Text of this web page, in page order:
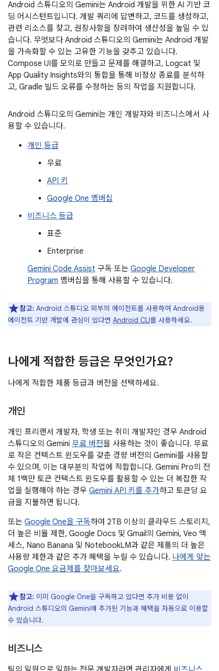
Android 스튜디오의 Gemini는 Android 개발을 위한 AI 기반 코
딩 어시스턴트입니다. 개발 쿼리에 답변하고, 코드를 생성하고,
관련 리소스를 찾고, 권장사항을 장려하여 생산성을 높일 수 있
습니다. 무엇보다 Android 스튜디오의 Gemini는 Android 개발
을 가속화할 수 있는 고유한 기능을 갖추고 있습니다.
Compose UI를 모의로 만들고 문제를 해결하고, Logcat 및
App Quality Insights와의 통합을 통해 비정상 종료를 분석하
고, Gradle 빌드 오류를 수정하는 등의 작업을 지원합니다.
Android 스튜디오의 Gemini는 개인 개발자와 비즈니스에서 사
용할 수 있습니다.
개인 등급
무료
API 키
Google One 멤버십
비즈니스 등급
표준
Enterprise
Gemini Code Assist 구독 또는 Google Developer
Program 멤버십을 통해 사용할 수 있습니다.
참고: Android 스튜디오 외부의 에이전트를 사용하여 Android용
에이전트 기반 개발에 관심이 있다면 Android CLI를 사용하세요.
나에게 적합한 등급은 무엇인가요?
나에게 적합한 제품 등급과 버전을 선택하세요.
개인
개인 프리랜서 개발자, 학생 또는 취미 개발자인 경우 Android
스튜디오의 Gemini 무료 버전을 사용하는 것이 좋습니다. 무료
로 작은 컨텍스트 윈도우를 갖춘 경량 버전의 Gemini를 사용할
수 있으며, 이는 대부분의 작업에 적합합니다. Gemini Pro의 전
체 1백만 토큰 컨텍스트 윈도우를 활용할 수 있는 더 복잡한 작
업을 실행해야 하는 경우 Gemini API 키를 추가하고 토큰당 요
금을 지불하면 됩니다.
또는 Google One을 구독하여 2TB 이상의 클라우드 스토리지,
더 높은 비율 제한, Google Docs 및 Gmail의 Gemini, Veo 액
세스, Nano Banana 및 NotebookLM과 같은 제품의 더 높은
사용량 제한과 같은 추가 혜택을 누릴 수 있습니다. 나에게 맞는
Google One 요금제를 찾아보세요.
참고: 이미 Google One을 구독하고 있다면 추가 비용 없이
Android 스튜디오의 Gemini에 추가된 기능과 혜택을 자동으로 이용할
수 있습니다.
비즈니스